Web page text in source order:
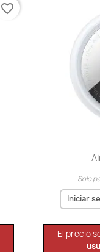
favorite_border
Solo
Iniciar
El precio